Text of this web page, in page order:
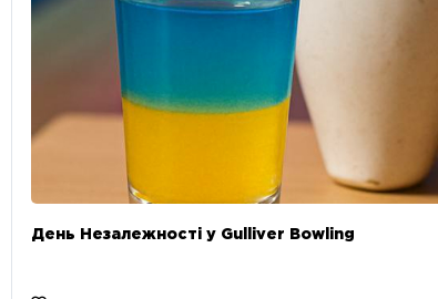
День Незалежності у Gulliver Bowling